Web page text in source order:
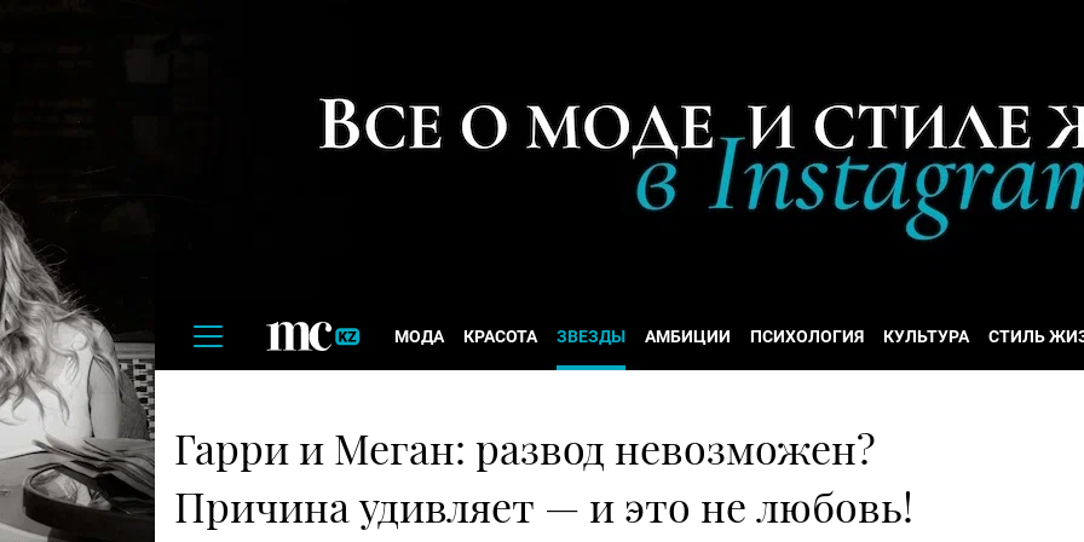
МОДА КРАСОТА ЗВЕЗДЫ АМБИЦИИ ПСИХОЛОГИЯ КУЛЬТУРА СТИЛЬ
Гарри и Меган: развод невозможен?
Причина удивляет — и это не любовь!